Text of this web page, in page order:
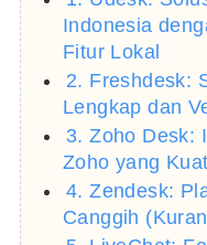
Indonesia
Fitur Lokal
2. Freshdesk:
Lengkap dan
3. Zoho Desk:
Zoho yang Kuat
4. Zendesk:
Canggih